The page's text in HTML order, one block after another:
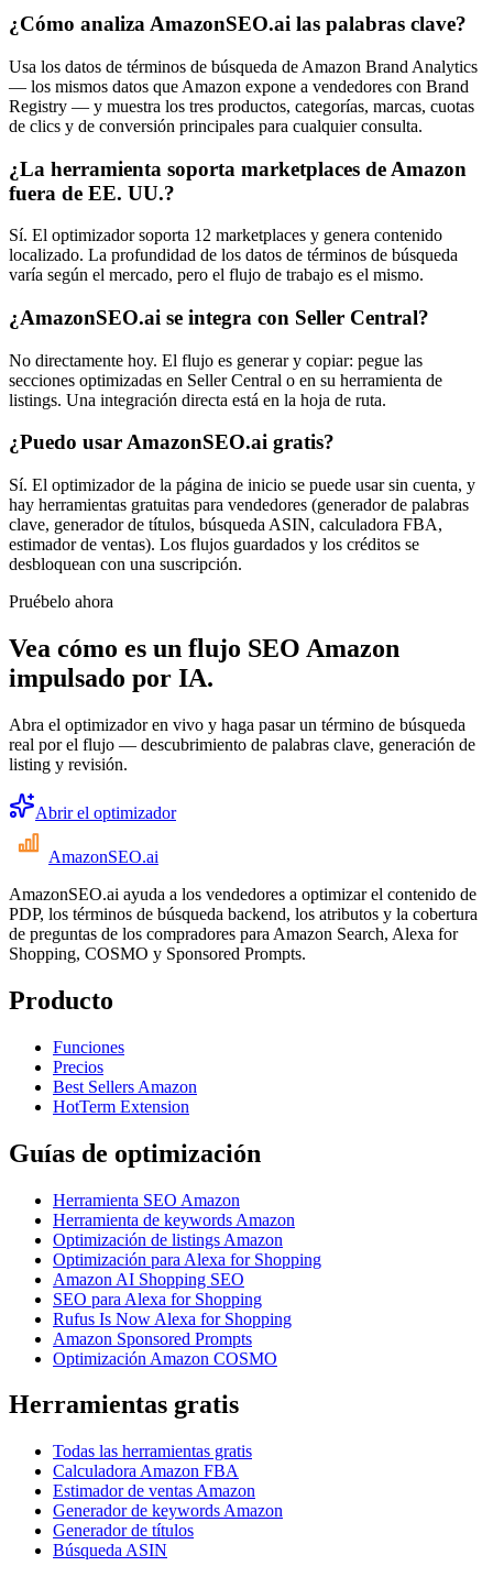
¿Cómo analiza AmazonSEO.ai las palabras clave?
Usa los datos de términos de búsqueda de Amazon Brand Analytics
— los mismos datos que Amazon expone a vendedores con Brand
Registry — y muestra los tres productos, categorías, marcas, cuotas
de clics y de conversión principales para cualquier consulta.
¿La herramienta soporta marketplaces de Amazon
fuera de EE. UU.?
Sí. El optimizador soporta 12 marketplaces y genera contenido
localizado. La profundidad de los datos de términos de búsqueda
varía según el mercado, pero el flujo de trabajo es el mismo.
¿AmazonSEO.ai se integra con Seller Central?
No directamente hoy. El flujo es generar y copiar: pegue las
secciones optimizadas en Seller Central o en su herramienta de
listings. Una integración directa está en la hoja de ruta.
¿Puedo usar AmazonSEO.ai gratis?
Sí. El optimizador de la página de inicio se puede usar sin cuenta, y
hay herramientas gratuitas para vendedores (generador de palabras
clave, generador de títulos, búsqueda ASIN, calculadora FBA,
estimador de ventas). Los flujos guardados y los créditos se
desbloquean con una suscripción.
Pruébelo ahora
Vea cómo es un flujo SEO Amazon
impulsado por IA.
Abra el optimizador en vivo y haga pasar un término de búsqueda
real por el flujo — descubrimiento de palabras clave, generación de
listing y revisión.
Abrir el optimizador
AmazonSEO.ai
AmazonSEO.ai ayuda a los vendedores a optimizar el contenido de
PDP, los términos de búsqueda backend, los atributos y la cobertura
de preguntas de los compradores para Amazon Search, Alexa for
Shopping, COSMO y Sponsored Prompts.
Producto
Funciones
Precios
Best Sellers Amazon
HotTerm Extension
Guías de optimización
Herramienta SEO Amazon
Herramienta de keywords Amazon
Optimización de listings Amazon
Optimización para Alexa for Shopping
Amazon AI Shopping SEO
SEO para Alexa for Shopping
Rufus Is Now Alexa for Shopping
Amazon Sponsored Prompts
Optimización Amazon COSMO
Herramientas gratis
Todas las herramientas gratis
Calculadora Amazon FBA
Estimador de ventas Amazon
Generador de keywords Amazon
Generador de títulos
Búsqueda ASIN